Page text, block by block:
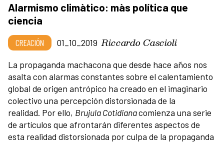
Alarmismo climàtico: màs política que
ciencia
CREACIÓN 01_10_2019 Riccardo Cascioli
La propaganda machacona que desde hace años nos
asalta con alarmas constantes sobre el calentamiento
global de origen antrópico ha creado en el imaginario
colectivo una percepción distorsionada de la
realidad. Por ello, Brujula Cotidianacomienza una serie
de artículos que afrontarán diferentes aspectos de
esta realidad distorsionada por culpa de la propaganda